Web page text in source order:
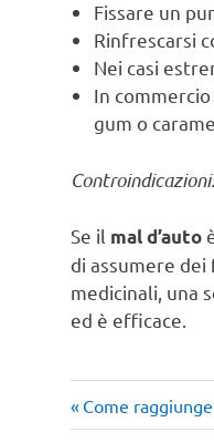
Fissare un
Rinfrescarsi
Nei casi
In
gum o
Se il mal d’auto
di assumere
medicinali, una
ed è efficace.
Articolo
precedente:
Come